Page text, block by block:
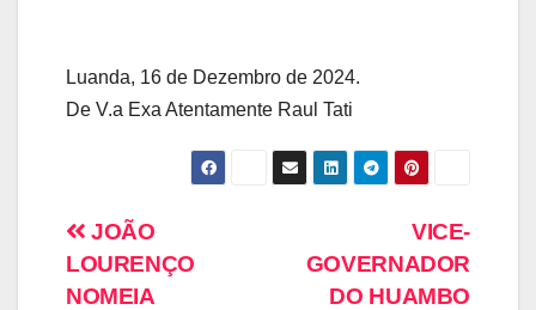
Luanda, 16 de Dezembro de 2024.
De V.a Exa Atentamente Raul Tati
VICE-
GOVERNADOR
DO HUAMBO
JOÃO
LOURENÇO
NOMEIA